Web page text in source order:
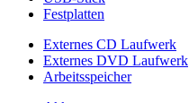
Festplatten
Externes CD Laufwerk
Externes DVD Laufwerk
Arbeitsspeicher